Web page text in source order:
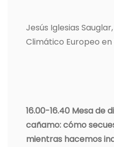
Jesús Iglesias
Climático Europeo en
16.00-16.40 Mesa de
cañamo: cómo
mientras hacemos